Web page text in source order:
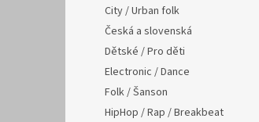
City / Urban folk
Česká a slovenská
Dětské / Pro děti
Electronic / Dance
Folk / Šanson
HipHop / Rap / Breakbeat